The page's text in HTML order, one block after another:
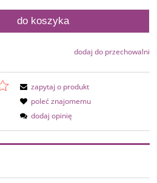
do koszyka
dodaj do przechowalni
zapytaj o produkt
poleć znajomemu
dodaj opinię